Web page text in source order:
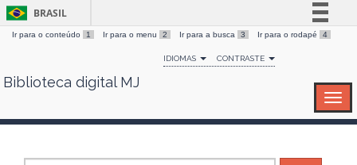
Skip
BRASIL
Simplifique!
Comunica BR
Canais
Ir para o conteúdo 1 Ir para o menu 2 Ir para a busca 3 Ir para o rodapé 4
IDIOMAS CONTRASTE
Biblioteca digital MJ